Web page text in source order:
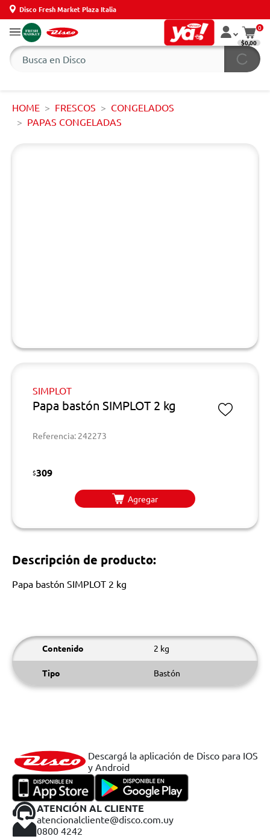
Disco Fresh Market Plaza Italia
0
$0,00
HOME FRESCOS
CONGELADOS
PAPAS CONGELADAS
SIMPLOT
Papa bastón SIMPLOT 2 kg
Referencia: 242273
$309
Agregar
Descripción de producto:
Papa bastón SIMPLOT 2 kg
Contenido 2 kg
Tipo Bastón
Descargá la aplicación de Disco para IOS
y Android
ATENCIÓN AL CLIENTE
atencionalcliente@disco.com.uy
0800 4242